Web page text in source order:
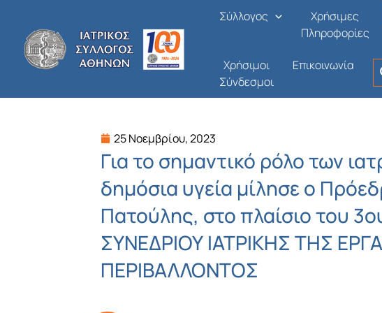
περιεχόμενο
Σύλλογος
Χρήσιμες
Πληροφορίες
Χρήσιμοι
Σύνδεσμοι
Επικοινωνία
25 Νοεμβρίου, 2023
Για το σημαντικό ρόλο των
δημόσια υγεία μίλησε ο
Πατούλης, στο πλαίσιο του
ΣΥΝΕΔΡΙΟΥ ΙΑΤΡΙΚΗΣ ΤΗΣ
ΠΕΡΙΒΑΛΛΟΝΤΟΣ